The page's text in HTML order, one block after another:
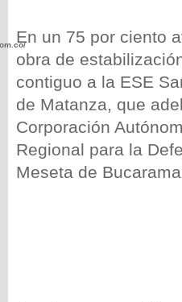
En un 75 por ciento
obra de
contiguo a la ESE
de Matanza, que
Corporación
Regional para la
Meseta de
wp-
wp-